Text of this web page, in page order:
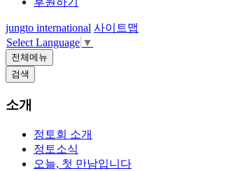
jungto international 사이트맵
Select Language ▼
전체메뉴
검색
소개
정토회 소개
정토소식
오늘, 첫 만남입니다